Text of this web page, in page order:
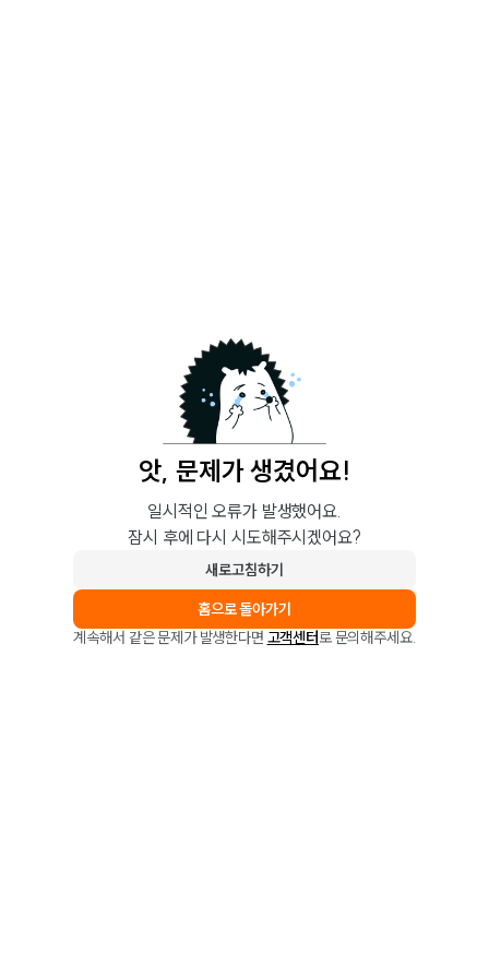
앗, 문제가 생겼어요!
일시적인 오류가 발생했어요.
잠시 후에 다시 시도해주시겠어요?
새로고침하기
홈으로 돌아가기
계속해서 같은 문제가 발생한다면 고객센터로 문의해주세요.